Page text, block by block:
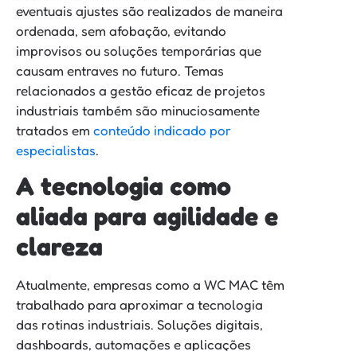
eventuais ajustes são realizados de maneira
ordenada, sem afobação, evitando
improvisos ou soluções temporárias que
causam entraves no futuro. Temas
relacionados a gestão eficaz de projetos
industriais também são minuciosamente
tratados em conteúdo indicado por
especialistas.
A tecnologia como
aliada para agilidade e
clareza
Atualmente, empresas como a WC MAC têm
trabalhado para aproximar a tecnologia
das rotinas industriais. Soluções digitais,
dashboards, automações e aplicações